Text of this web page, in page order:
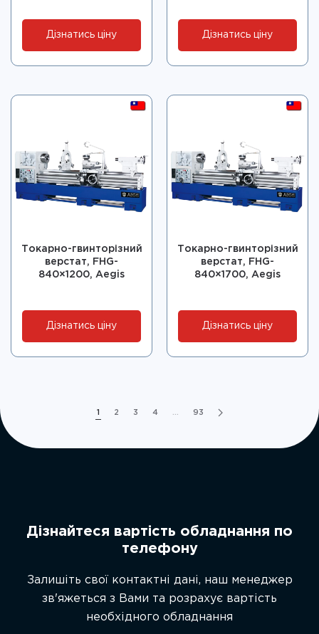
Дізнатись ціну Дізнатись ціну
Токарно-гвинторізний
верстат, FHG-
840×1200, Aegis
Дізнатись ціну
Токарно-гвинторізний
верстат, FHG-
840×1700, Aegis
Дізнатись ціну
1 2 3 4 93
Дізнайтеся вартість обладнання по
телефону
Залишіть свої контактні дані, наш менеджер
зв'яжеться з Вами та розрахує вартість
необхідного обладнання